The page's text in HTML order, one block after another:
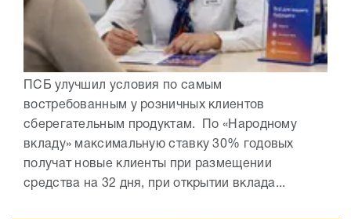
ПСБ улучшил условия по самым
востребованным у розничных клиентов
сберегательным продуктам. По «Народному
вкладу» максимальную ставку 30% годовых
получат новые клиенты при размещении
средства на 32 дня, при открытии вклада...